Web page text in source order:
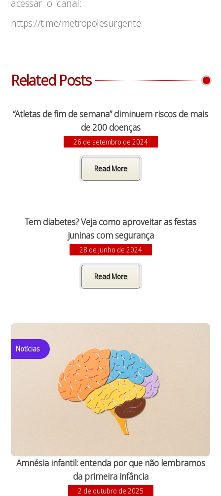
acessar o canal:
https://t.me/metropolesurgente.
Related Posts
“Atletas de fim de semana” diminuem riscos de mais
de 200 doenças
26 de setembro de 2024
Read More
Tem diabetes? Veja como aproveitar as festas
juninas com segurança
28 de junho de 2024
Read More
Notícias
Amnésia infantil: entenda por que não lembramos
da primeira infância
2 de outubro de 2025